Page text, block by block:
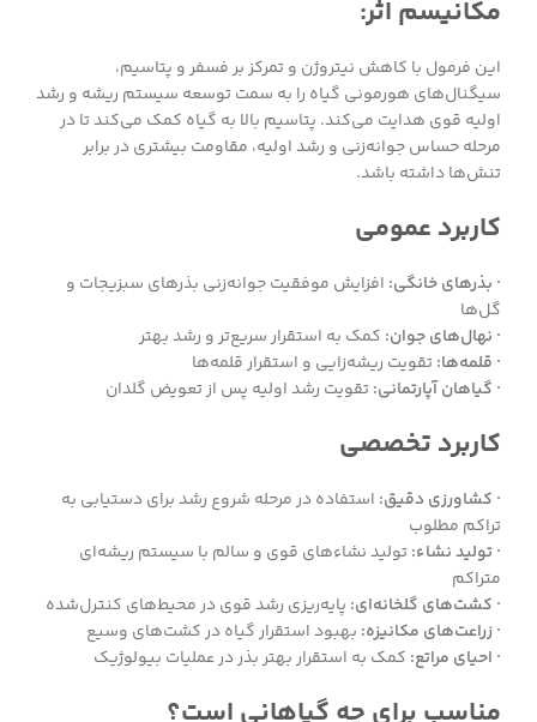
مکانیسم اثر:
این فرمول با کاهش نیتروژن و تمرکز بر فسفر و پتاسیم،
سیگنال‌های هورمونی گیاه را به سمت توسعه سیستم ریشه و رشد
اولیه قوی هدایت می‌کند. پتاسیم بالا به گیاه کمک می‌کند تا در
مرحله حساس جوانه‌زنی و رشد اولیه، مقاومت بیشتری در برابر
تنش‌ها داشته باشد.
کاربرد عمومی
· بذرهای خانگی: افزایش موفقیت جوانه‌زنی بذرهای سبزیجات و
گل‌ها
· نهال‌های جوان: کمک به استقرار سریع‌تر و رشد بهتر
· قلمه‌ها:تقویت ریشه‌زایی و استقرار قلمه‌ها
· گیاهان آپارتمانی:تقویت رشد اولیه پس از تعویض گلدان
کاربرد تخصصی
· کشاورزی دقیق: استفاده در مرحله شروع رشد برای دستیابی به
تراکم مطلوب
· تولید نشاء:تولید نشاءهای قوی و سالم با سیستم ریشه‌ای
متراکم
· کشت‌های گلخانه‌ای: پایه‌ریزی رشد قوی در محیط‌های کنترل‌شده
· زراعت‌های مکانیزه: بهبود استقرار گیاه در کشت‌های وسیع
· احیای مراتع: کمک به استقرار بهتر بذر در عملیات بیولوژیک
مناسب برای چه گیاهانی است؟